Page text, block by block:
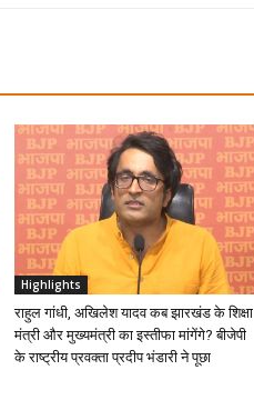
Highlights
राहुल गांधी, अखिलेश यादव कब झारखंड के शिक्षा
मंत्री और मुख्यमंत्री का इस्तीफा मांगेंगे? बीजेपी
के राष्ट्रीय प्रवक्ता प्रदीप भंडारी ने पूछा